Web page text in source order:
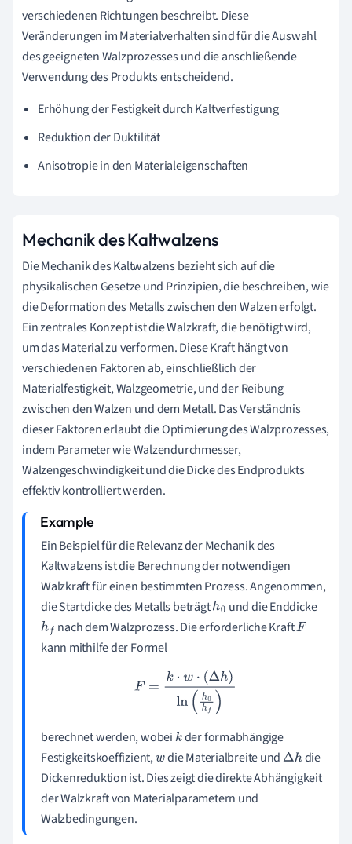
verschiedenen Richtungen beschreibt. Diese
Veränderungen im Materialverhalten sind für die Auswahl
des geeigneten Walzprozesses und die anschließende
Verwendung des Produkts entscheidend.
Erhöhung der Festigkeit durch Kaltverfestigung
Reduktion der Duktilität
Anisotropie in den Materialeigenschaften
Mechanik des Kaltwalzens
Die Mechanik des Kaltwalzens bezieht sich auf die
physikalischen Gesetze und Prinzipien, die beschreiben, wie
die Deformation des Metalls zwischen den Walzen erfolgt.
Ein zentrales Konzept ist die Walzkraft, die benötigt wird,
um das Material zu verformen. Diese Kraft hängt von
verschiedenen Faktoren ab, einschließlich der
Materialfestigkeit, Walzgeometrie, und der Reibung
zwischen den Walzen und dem Metall. Das Verständnis
dieser Faktoren erlaubt die Optimierung des Walzprozesses,
indem Parameter wie Walzendurchmesser,
Walzengeschwindigkeit und die Dicke des Endprodukts
effektiv kontrolliert werden.
Ein Beispiel für die Relevanz der Mechanik des
Kaltwalzens ist die Berechnung der notwendigen
Walzkraft für einen bestimmten Prozess. Angenommen,
die Startdicke des Metalls beträgth0 und die Enddicke
hf nach dem Walzprozess. Die erforderliche KraftF
kann mithilfe der Formel
F= k⋅w⋅( Δ h)ln (h0hf)
berechnet werden, wobeikder formabhängige
Festigkeitskoeffizient,wdie Materialbreite und Δh die
Dickenreduktion ist. Dies zeigt die direkte Abhängigkeit
der Walzkraft von Materialparametern und
Walzbedingungen.